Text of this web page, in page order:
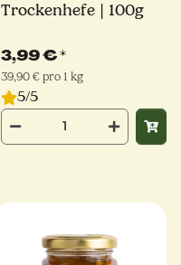
Trockenhefe | 100g
3,99 €*
39,90 € pro 1 kg
5/5